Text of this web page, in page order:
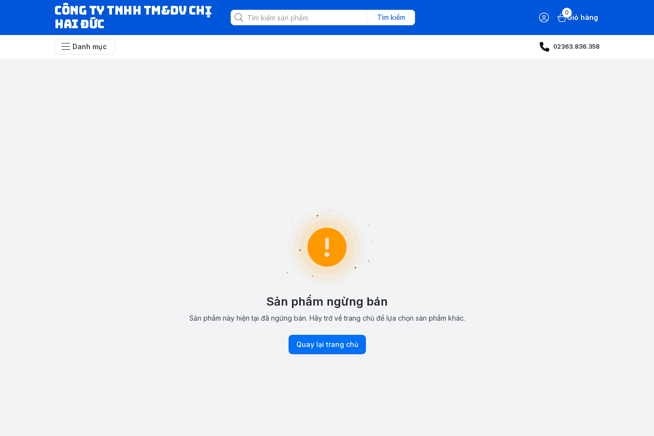
CÔNG TY TNHH TM&DV CHỊ
HAI ĐỨC
Tìm kiếm
0
Giỏ hàng
Danh mục 02363.836.358
Sản phẩm ngừng bán
Sản phẩm này hiện tại đã ngừng bán. Hãy trở về trang chủ để lựa chọn sản phẩm khác.
Quay lại trang chủ